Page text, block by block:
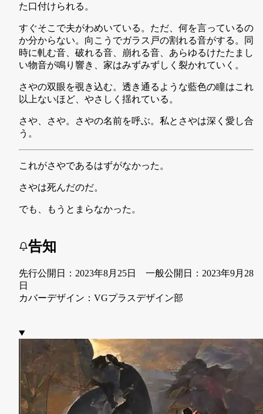
た口付けられる。
すぐそこで夫がわめいている。ただ、何を言っているの
か分からない。向こうでガラス戸の割れる音がする。同
時に軋む音、破れる音、崩れる音、あらゆるけたたまし
い物音が鳴り響き、家はみずみずしく裂かれていく。
さやの双眼を覗き込む。透き通るような藍色の瞳はこれ
以上ないほど、やさしく揺れている。
さや、さや。さやの名前を呼ぶ。私とさやは深く愛し合
う。
これがさやであるはずがなかった。
さやは死んだのだ。
でも、もうとまらなかった。
告知
先行公開日：2023年8月25日 一般公開日：2023年9月28
日
カバーデザイン：VGプラスデザイン部